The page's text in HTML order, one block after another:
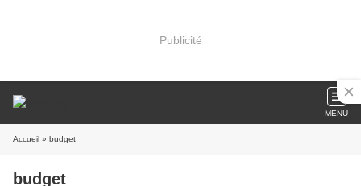
Publicité
MENU
Accueil » budget
budget